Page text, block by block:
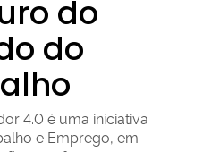
do
do
4.0 é uma iniciativa
e Emprego, em